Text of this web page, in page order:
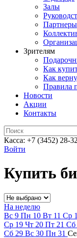
Залы
Партнеры
Зрителям
Как
Как
Правила
Новости
Акции
Контакты
Касса: +7 (3452) 28-
Войти
Купить
На неделю
Вс 9 Пн 10 Вт 11 Ср
Ср 19 Чт 20 Пт 21 Сб
Сб 29 Вс 30 Пн 31